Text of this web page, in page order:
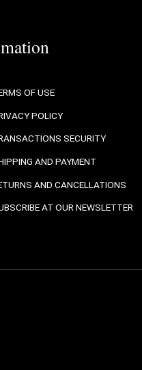
OF USE
POLICY
SECURITY
AND PAYMENT
AND CANCELLATIONS
AT OUR NEWSLETTER